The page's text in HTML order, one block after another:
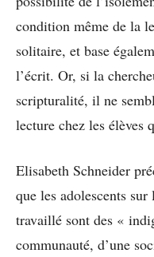
condition même de la
solitaire, et base
l’écrit. Or, si la
scripturalité, il ne
lecture chez les élèves
Elisabeth Schneider
que les adolescents
travaillé sont des «
communauté, d’une